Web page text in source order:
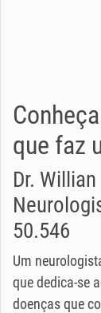
que faz
Dr.
50.546
Um
que dedica-se
doenças que